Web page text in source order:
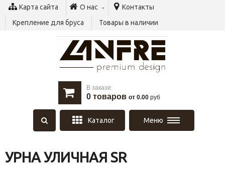
Карта сайта О нас
Контакты
Крепление для бруса
Товары в наличии
В заказе:
0 товаров от 0.00 руб
Каталог Меню
УРНА УЛИЧНАЯ SR